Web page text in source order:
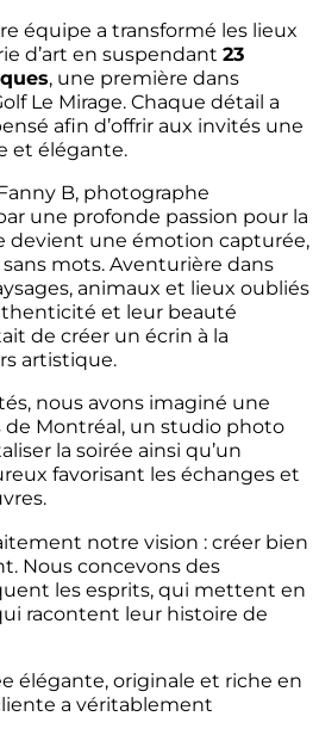
équipe a transformé les lieux
d’art en suspendant 23
, une première dans
Le Mirage. Chaque détail a
afin d’offrir aux invités une
et élégante.
B, photographe
une profonde passion pour la
devient une émotion capturée,
mots. Aventurière dans
animaux et lieux oubliés
et leur beauté
de créer un écrin à la
artistique.
nous avons imaginé une
de Montréal, un studio photo
la soirée ainsi qu’un
favorisant les échanges et
notre vision : créer bien
Nous concevons des
les esprits, qui mettent en
racontent leur histoire de
élégante, originale et riche en
a véritablement